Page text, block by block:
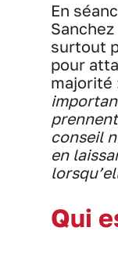
En
surtout
pour
majorité
conseil
en
Qui